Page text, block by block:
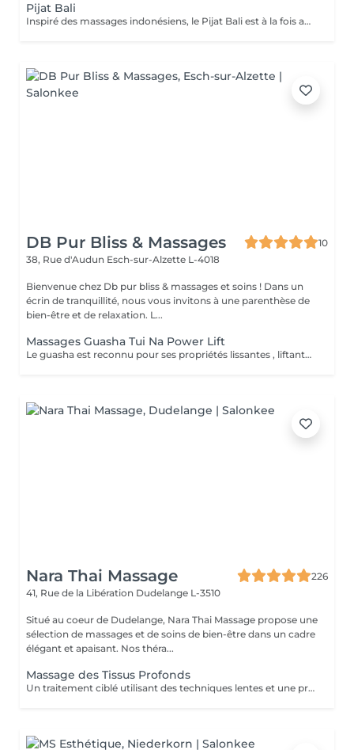
Pijat Bali
Inspiré des massages indonésiens, le Pijat Bali est à la fois apaisant et vivifiant. Les manuvres profondes sollicitent tissus et muscles pour une détente absolue.
DB Pur Bliss & Massages
10
38, Rue d'Audun Esch-sur-Alzette L-4018
Bienvenue chez Db pur bliss & massages et soins ! Dans un
écrin de tranquillité, nous vous invitons à une parenthèse de
bien-être et de relaxation. L...
Massages Guasha Tui Na Power Lift
Le guasha est reconnu pour ses propriétés lissantes , liftante et sculptantes ! Il redessine l'ovale du visage , et lisse les rides et ridule , combiné à un massage avec des ponts d'accupressions pour lisser et illuminé votre peau..
Nara Thai Massage
226
41, Rue de la Libération Dudelange L-3510
Situé au coeur de Dudelange, Nara Thai Massage propose une
sélection de massages et de soins de bien-être dans un cadre
élégant et apaisant. Nos théra...
Massage des Tissus Profonds
Un traitement ciblé utilisant des techniques lentes et une pression soutenue pour agir sur les couches profondes des muscles et des tissus conjonctifs. Idéal pour les tensions persistantes, les raideurs musculaires et les restrictions de mobilité, ce massage aide à relâcher les tensions profondes et à améliorer la mobilité générale.